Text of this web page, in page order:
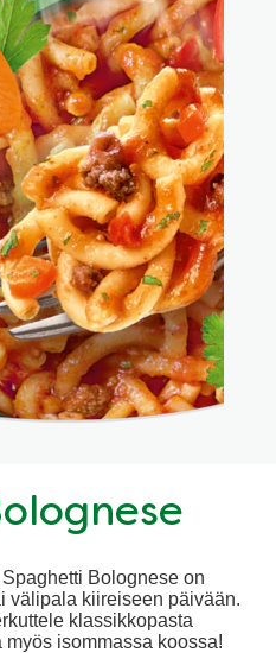
Bolognese on
välipala kiireiseen päivään.
klassikkopasta
isommassa koossa!